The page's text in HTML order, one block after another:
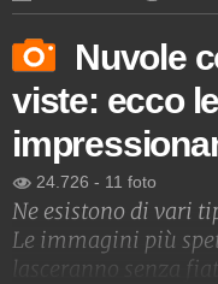
Nuvole
viste: ecco
24.726 - 11 foto
Ne esistono di vari
Le immagini più
lasceranno senza